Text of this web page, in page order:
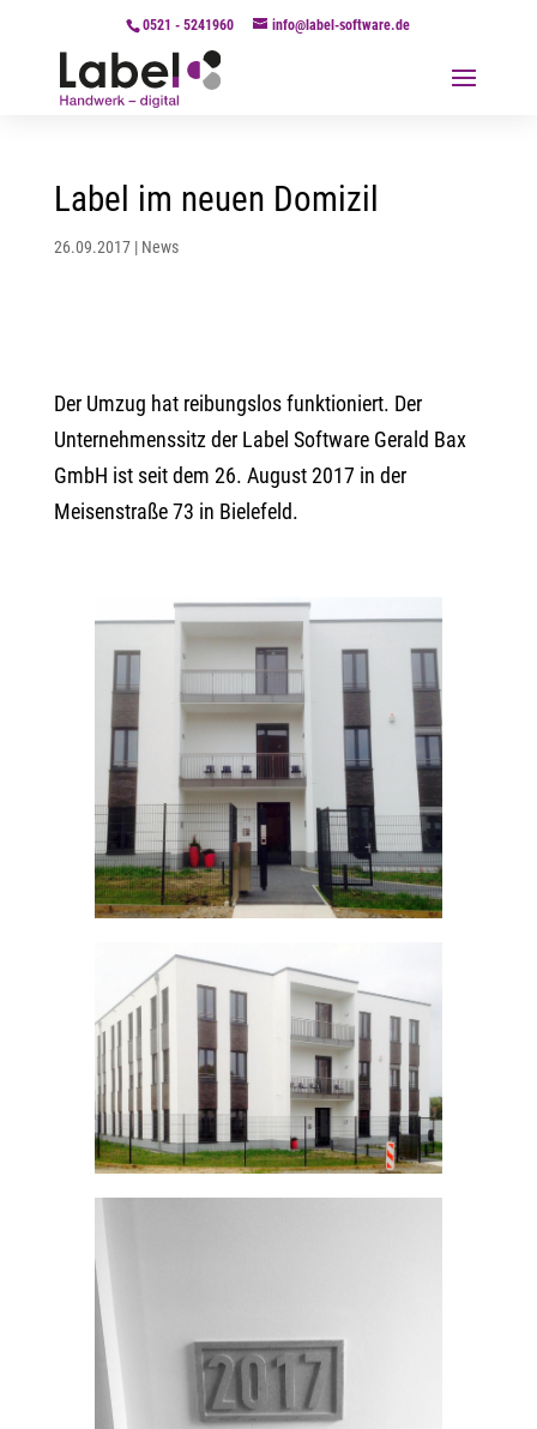
0521 - 5241960 info@label-software.de
Label im neuen Domizil
26.09.2017| News
Der Umzug hat reibungslos funktioniert. Der
Unternehmenssitz der Label Software Gerald Bax
GmbH ist seit dem 26. August 2017 in der
Meisenstraße 73 in Bielefeld.